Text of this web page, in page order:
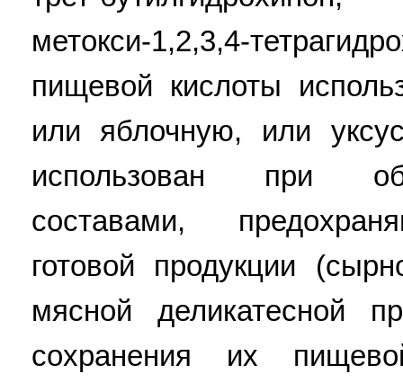
метокси-1,2,3,4-
пищевой кислоты
или яблочную, или
использован при
составами,
готовой продукции
мясной деликатесной
сохранения их